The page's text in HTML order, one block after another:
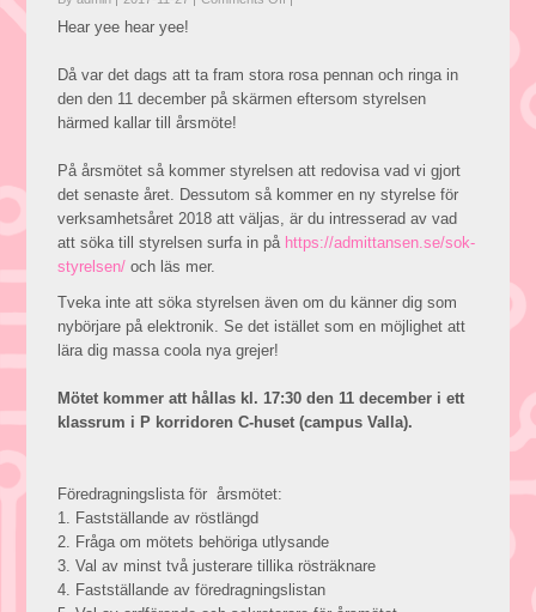
Hear yee hear yee!
Då var det dags att ta fram stora rosa pennan och ringa in
den den 11 december på skärmen eftersom styrelsen
härmed kallartill årsmöte!
På årsmötet så kommer styrelsen att redovisa vad vi gjort
det senaste året. Dessutom så kommer en ny styrelse för
verksamhetsåret 2018 att väljas, är du intresserad av vad
att söka till styrelsen surfa in på https://admittansen.se/sok-
styrelsen/ och läs mer.
Tveka inte att söka styrelsen även om du känner dig som
nybörjare på elektronik. Se det istället som en möjlighet att
lära dig massa coola nya grejer!
Mötet kommer att hållas kl. 17:30 den 11 december i ett
klassrum i P korridoren C-huset (campus Valla).
Föredragningslista för årsmötet:
1. Fastställande av röstlängd
2. Fråga om mötets behöriga utlysande
3. Val av minst två justerare tillika rösträknare
4. Fastställande av föredragningslistan